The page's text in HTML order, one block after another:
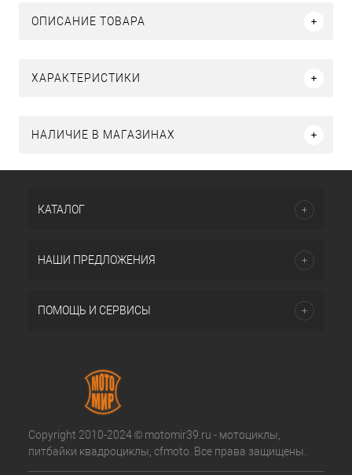
ОПИСАНИЕ ТОВАРА
ХАРАКТЕРИСТИКИ
НАЛИЧИЕ В МАГАЗИНАХ
КАТАЛОГ
НАШИ ПРЕДЛОЖЕНИЯ
ПОМОЩЬ И СЕРВИСЫ
Copyright 2010-2024 © motomir39.ru - мотоциклы,
питбайки квадроциклы, cfmoto. Все права защищены.